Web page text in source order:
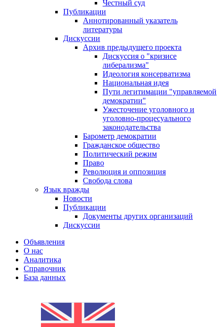
Честный суд
Публикации
Аннотированный указатель
литературы
Дискуссии
Архив предыдущего проекта
Дискуссия о "кризисе
либерализма"
Идеология консерватизма
Национальная идея
Пути легитимации "управляемой
демократии"
Ужесточение уголовного и
уголовно-процесуального
законодательства
Барометр демократии
Гражданское общество
Политический режим
Право
Революция и оппозиция
Свобода слова
Язык вражды
Новости
Публикации
Документы других организаций
Дискуссии
Объявления
О нас
Аналитика
Справочник
База данных